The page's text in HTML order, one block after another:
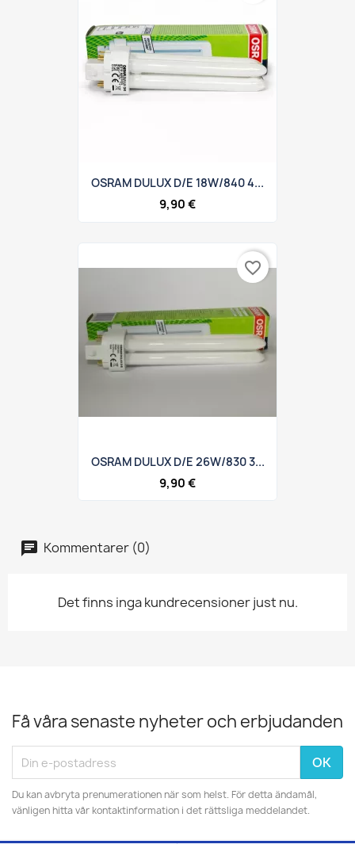
OSRAM DULUX D/E 18W/840 4...
9,90 €
OSRAM DULUX D/E 26W/830 3...
9,90 €
favorite_border
Kommentarer (0)
Det finns inga kundrecensioner just nu.
Få våra senaste nyheter och erbjudanden
Du kan avbryta prenumerationen när som helst. För detta ändamål,
vänligen hitta vår kontaktinformation i det rättsliga meddelandet.